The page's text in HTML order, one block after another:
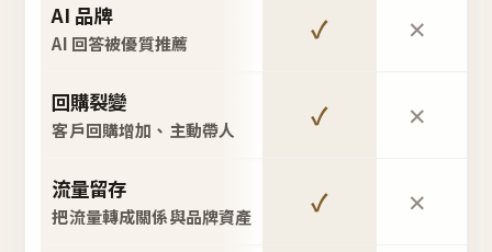
AI 品牌
AI 回答被優質推薦 ✓ ✕
回購裂變
客戶回購增加、主動帶人 ✓ ✕
流量留存
把流量轉成關係與品牌資產 ✓ ✕